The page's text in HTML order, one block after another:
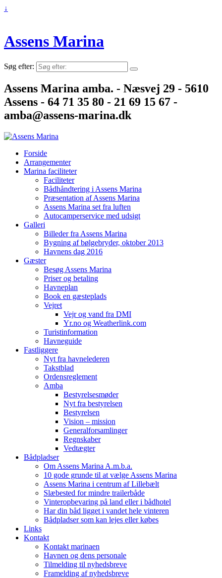
↓
Assens Marina
Søg efter:
Assens Marina amba. - Næsvej 29 - 5610
Assens - 64 71 35 80 - 21 69 15 67 -
amba@assens-marina.dk
Forside
Arrangementer
Marina faciliteter
Faciliteter
Bådhåndtering i Assens Marina
Præsentation af Assens Marina
Assens Marina set fra luften
Autocamperservice med udsigt
Galleri
Billeder fra Assens Marina
Bygning af bølgebryder, oktober 2013
Havnens dag 2016
Gæster
Besøg Assens Marina
Priser og betaling
Havneplan
Book en gæsteplads
Vejret
Vejr og vand fra DMI
Yr.no og Weatherlink.com
Turistinformation
Havneguide
Fastliggere
Nyt fra havnelederen
Takstblad
Ordensreglement
Amba
Bestyrelsesmøder
Nyt fra bestyrelsen
Bestyrelsen
Vision – mission
Generalforsamlinger
Regnskaber
Vedtægter
Bådpladser
Om Assens Marina A.m.b.a.
10 gode grunde til at vælge Assens Marina
Assens Marina i centrum af Lillebælt
Slæbested for mindre trailerbåde
Vinteropbevaring på land eller i bådhotel
Har din båd ligget i vandet hele vinteren
Bådpladser som kan lejes eller købes
Links
Kontakt
Kontakt marinaen
Havnen og dens personale
Tilmelding til nyhedsbreve
Framelding af nyhedsbreve